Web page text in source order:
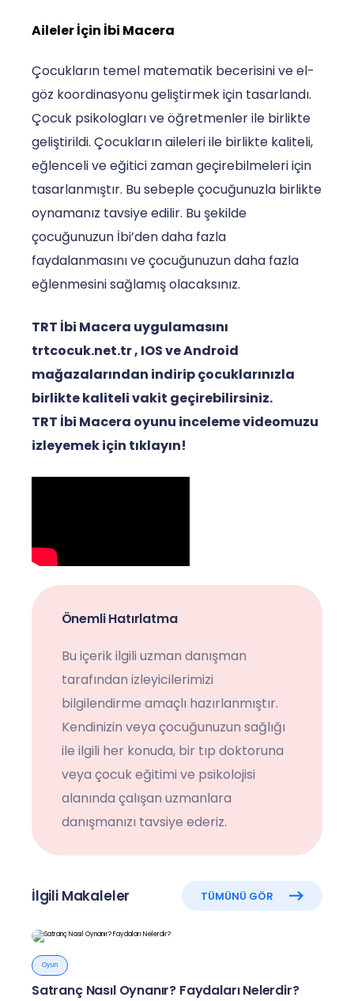
Aileler İçin İbi Macera
Çocukların temel matematik becerisini ve el-
göz koordinasyonu geliştirmek için tasarlandı.
Çocuk psikologları ve öğretmenler ile birlikte
geliştirildi. Çocukların aileleri ile birlikte kaliteli,
eğlenceli ve eğitici zaman geçirebilmeleri için
tasarlanmıştır. Bu sebeple çocuğunuzla birlikte
oynamanız tavsiye edilir. Bu şekilde
çocuğunuzun İbi’den daha fazla
faydalanmasını ve çocuğunuzun daha fazla
eğlenmesini sağlamış olacaksınız.
TRT İbi Macera uygulamasını
trtcocuk.net.tr, IOSveAndroid
mağazalarından indirip çocuklarınızla
birlikte kaliteli vakit geçirebilirsiniz.
TRT İbi Macera oyunu inceleme videomuzu
izleyemek için tıklayın!
Önemli Hatırlatma
Bu içerik ilgili uzman danışman
tarafından izleyicilerimizi
bilgilendirme amaçlı hazırlanmıştır.
Kendinizin veya çocuğunuzun sağlığı
ile ilgili her konuda, bir tıp doktoruna
veya çocuk eğitimi ve psikolojisi
alanında çalışan uzmanlara
danışmanızı tavsiye ederiz.
İlgili Makaleler TÜMÜNÜ GÖR
Oyun
Satranç Nasıl Oynanır? Faydaları Nelerdir?